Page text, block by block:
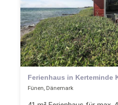
Ferienhaus in Kerteminde
Fünen, Dänemark